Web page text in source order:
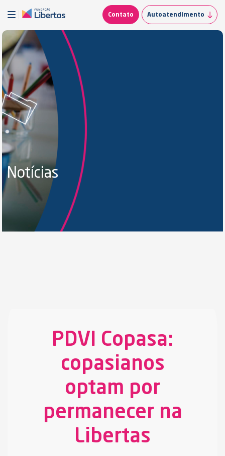
Contato Autoatendimento
Notícias
PDVI Copasa:
copasianos
optam por
permanecer na
Libertas